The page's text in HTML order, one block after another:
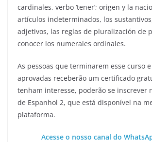
cardinales, verbo ‘tener’; origen y la
artículos indeterminados, los
adjetivos, las reglas de pluralización de
conocer los numerales ordinales.
As pessoas que terminarem esse curso
aprovadas receberão um certificado
tenham interesse, poderão se inscrever
de Espanhol 2, que está disponível na
plataforma.
Acesse o nosso canal do